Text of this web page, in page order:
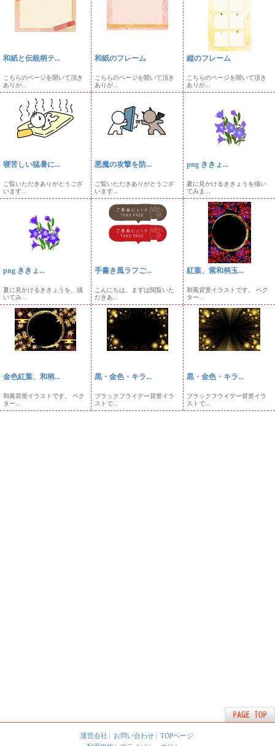
和紙と伝統柄テ...
こちらのページを開いて頂き
ありが...
和紙のフレーム
こちらのページを開いて頂き
ありが...
縦のフレーム
こちらのページを開いて頂き
ありが...
寝苦しい猛暑に...
ご覧いただきありがとうござ
います...
悪魔の攻撃を防...
ご覧いただきありがとうござ
います...
png ききょ...
夏に見かけるききょうを描い
てみま...
png ききょ...
夏に見かけるききょうを、描
いてみ...
手書き風ラフご...
こんにちは。まずは閲覧いた
だきあ...
紅葉、紫和柄玉...
和風背景イラストです。 ベク
ター...
金色紅葉、和柄...
和風背景イラストです。 ベク
ター...
黒・金色・キラ...
ブラックフライデー背景イラ
ストで...
黒・金色・キラ...
ブラックフライデー背景イラ
ストで...
運営会社 お問い合わせ
TOPページ